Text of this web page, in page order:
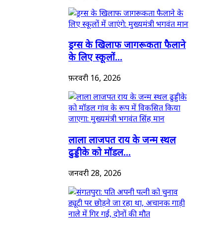
ड्रग्स के खिलाफ जागरूकता फैलाने
के लिए स्कूलों...
फ़रवरी 16, 2026
लाला लाजपत राय के जन्म स्थल
ढुड्डीके को मॉडल...
जनवरी 28, 2026